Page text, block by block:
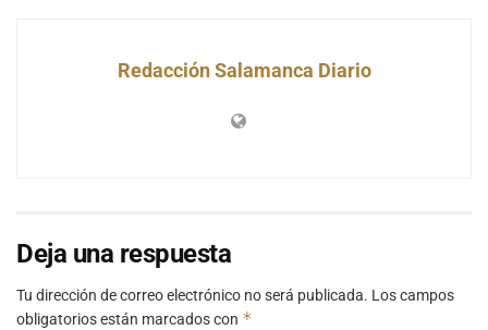
Redacción Salamanca Diario
Deja una respuesta
Tu dirección de correo electrónico no será publicada. Los campos
obligatorios están marcados con *